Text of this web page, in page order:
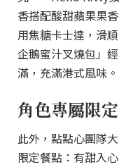
香搭配酸甜蘋果果
用焦糖卡士達，滑
企鵝蜜汁叉燒包」
滿，充滿港式風味。
角色專屬限
此外，點點心團隊
限定餐點：有甜入